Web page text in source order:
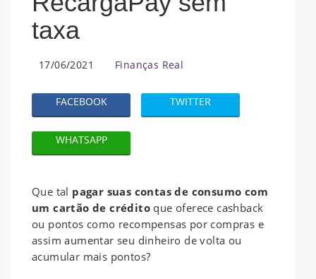
taxa
17/06/2021 Finanças Real
FACEBOOK TWITTER
WHATSAPP
Que tal pagar suas contas de consumo com
um cartão de crédito que oferece cashback
ou pontos como recompensas por compras e
assim aumentar seu dinheiro de volta ou
acumular mais pontos?